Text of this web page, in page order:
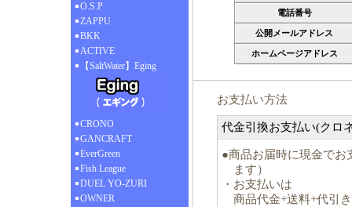
O.S.P
ZAPPU
BKK
ACTIVE
【SaltWater】Eging
CRONO
GANCRAFT
EverGreen
Fish League
DUEL YO-ZURI
OWNER
電話番号
公開メールアドレス
ホームページアドレス
お支払い方法
代金引換お支払い(クロ
●商品お届時に現金でお
ます）
・お支払いは
商品代金+送料+代引